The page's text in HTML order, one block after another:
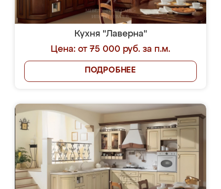
Кухня "Лаверна"
Цена: от 75 000 руб. за п.м.
ПОДРОБНЕЕ